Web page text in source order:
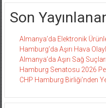
Son
Almanya’da Elektronik
Hamburg’da Aşırı Hava
Almanya’da Aşırı Sağ
Hamburg Senatosu 2026
CHP Hamburg Birliği’nden